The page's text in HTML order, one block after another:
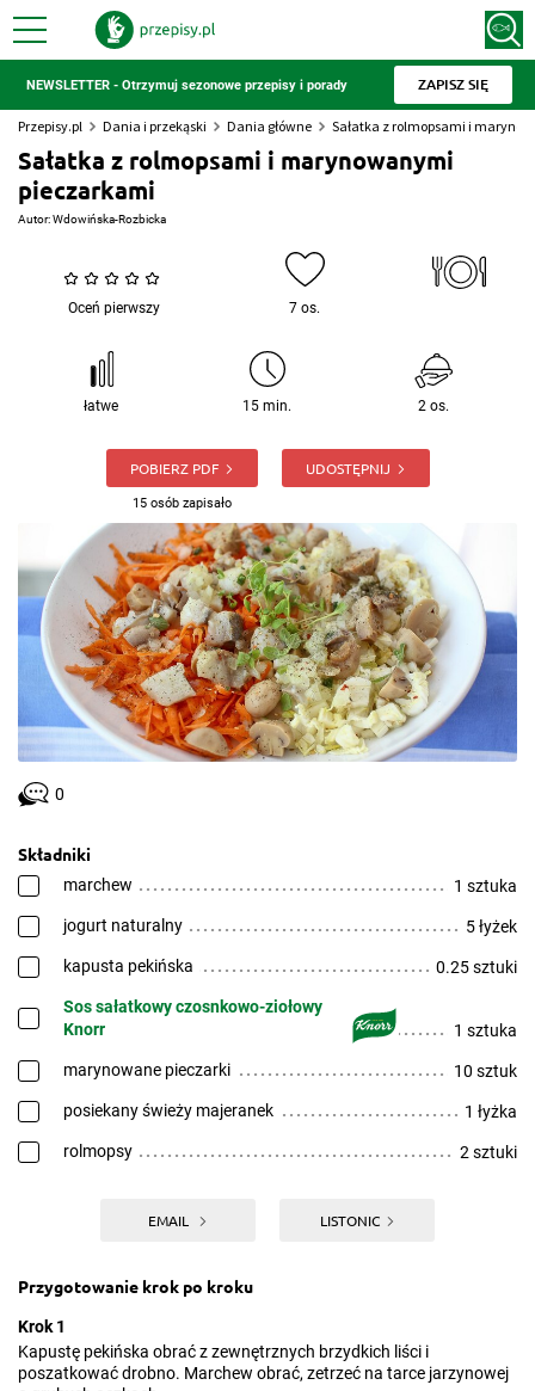
NEWSLETTER - Otrzymuj sezonowe przepisy i porady ZAPISZ SIĘ
Przepisy.pl Dania i przekąski Dania główne Sałatka z rolmopsami i
Sałatka z rolmopsami i marynowanymi
pieczarkami
Autor:Wdowińska-Rozbicka
Oceń pierwszy 7 os.
łatwe 15 min. 2 os.
POBIERZ PDF
15 osób zapisało
UDOSTĘPNIJ
0
Składniki
marchew 1 sztuka
jogurt naturalny 5 łyżek
kapusta pekińska 0.25 sztuki
Sos sałatkowy czosnkowo-ziołowy
Knorr
1 sztuka
marynowane pieczarki 10 sztuk
posiekany świeży majeranek 1 łyżka
rolmopsy 2 sztuki
EMAIL LISTONIC
Przygotowanie krok po kroku
Krok 1
Kapustę pekińska obrać z zewnętrznych brzydkich liści i
poszatkować drobno. Marchew obrać, zetrzeć na tarce jarzynowej